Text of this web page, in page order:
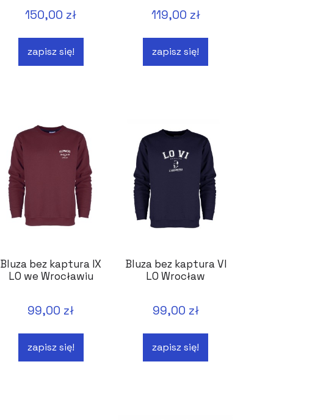
150,00 zł
zapisz się!
119,00 zł
zapisz się!
Bluza bez kaptura IX
LO we Wrocławiu
99,00 zł
zapisz się!
Bluza bez kaptura VI
LO Wrocław
99,00 zł
zapisz się!